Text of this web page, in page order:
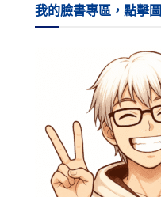
我的臉書專區，點擊